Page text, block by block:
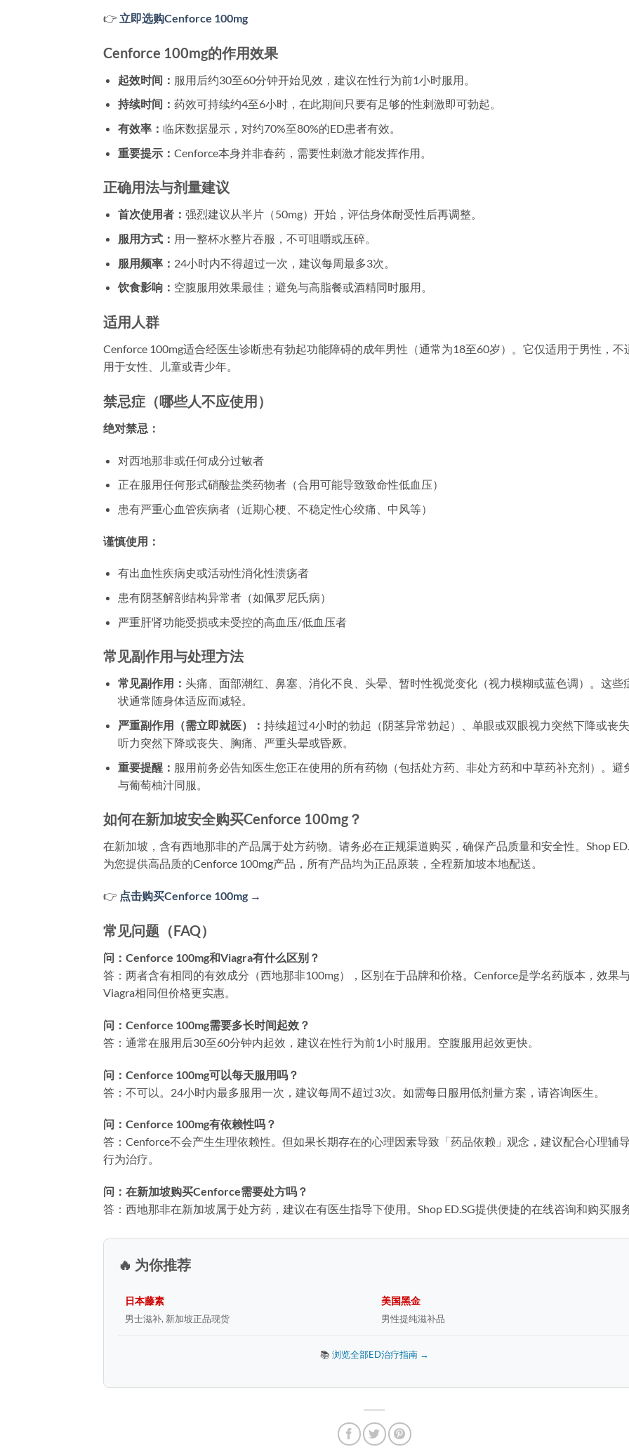
👉 立即选购Cenforce 100mg
Cenforce 100mg的作用效果
起效时间： 服用后约30至60分钟开始见效，建议在性行为前1小时服用。
持续时间： 药效可持续约4至6小时，在此期间只要有足够的性刺激即可勃起。
有效率： 临床数据显示，对约70%至80%的ED患者有效。
重要提示： Cenforce本身并非春药，需要性刺激才能发挥作用。
正确用法与剂量建议
首次使用者： 强烈建议从半片（50mg）开始，评估身体耐受性后再调整。
服用方式： 用一整杯水整片吞服，不可咀嚼或压碎。
服用频率： 24小时内不得超过一次，建议每周最多3次。
饮食影响： 空腹服用效果最佳；避免与高脂餐或酒精同时服用。
适用人群
Cenforce 100mg适合经医生诊断患有勃起功能障碍的成年男性（通常为18至60岁）。它仅适用于男性，不
用于女性、儿童或青少年。
禁忌症（哪些人不应使用）
绝对禁忌：
对西地那非或任何成分过敏者
正在服用任何形式硝酸盐类药物者（合用可能导致致命性低血压）
患有严重心血管疾病者（近期心梗、不稳定性心绞痛、中风等）
谨慎使用：
有出血性疾病史或活动性消化性溃疡者
患有阴茎解剖结构异常者（如佩罗尼氏病）
严重肝肾功能受损或未受控的高血压/低血压者
常见副作用与处理方法
常见副作用： 头痛、面部潮红、鼻塞、消化不良、头晕、暂时性视觉变化（视力模糊或蓝色调）。这些
状通常随身体适应而减轻。
严重副作用（需立即就医）： 持续超过4小时的勃起（阴茎异常勃起）、单眼或双眼视力突然下降或丧
听力突然下降或丧失、胸痛、严重头晕或昏厥。
重要提醒： 服用前务必告知医生您正在使用的所有药物（包括处方药、非处方药和中草药补充剂）。避
与葡萄柚汁同服。
如何在新加坡安全购买Cenforce 100mg？
在新加坡，含有西地那非的产品属于处方药物。请务必在正规渠道购买，确保产品质量和安全性。Shop
为您提供高品质的Cenforce 100mg产品，所有产品均为正品原装，全程新加坡本地配送。
👉 点击购买Cenforce 100mg →
常见问题（FAQ）
问：Cenforce 100mg和Viagra有什么区别？
答：两者含有相同的有效成分（西地那非100mg），区别在于品牌和价格。Cenforce是学名药版本，效果
Viagra相同但价格更实惠。
问：Cenforce 100mg需要多长时间起效？
答：通常在服用后30至60分钟内起效，建议在性行为前1小时服用。空腹服用起效更快。
问：Cenforce 100mg可以每天服用吗？
答：不可以。24小时内最多服用一次，建议每周不超过3次。如需每日服用低剂量方案，请咨询医生。
问：Cenforce 100mg有依赖性吗？
答：Cenforce不会产生生理依赖性。但如果长期存在的心理因素导致「药品依赖」观念，建议配合心理辅
行为治疗。
问：在新加坡购买Cenforce需要处方吗？
答：西地那非在新加坡属于处方药，建议在有医生指导下使用。Shop ED.SG提供便捷的在线咨询和购买服
🔥 为你推荐
日本藤素
男士滋补, 新加坡正品现货
美国黑金
男性提纯滋补品
📚 浏览全部ED治疗指南 →